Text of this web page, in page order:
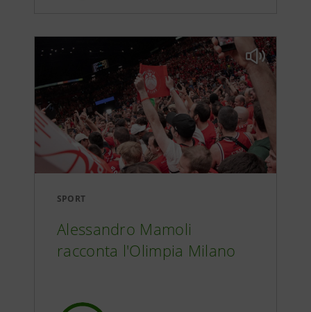
SPORT
Alessandro Mamoli
racconta l'Olimpia Milano